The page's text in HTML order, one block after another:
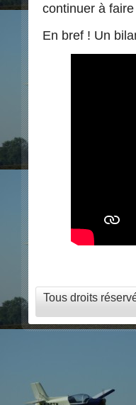
continuer à
En bref ! Un
Tous droits